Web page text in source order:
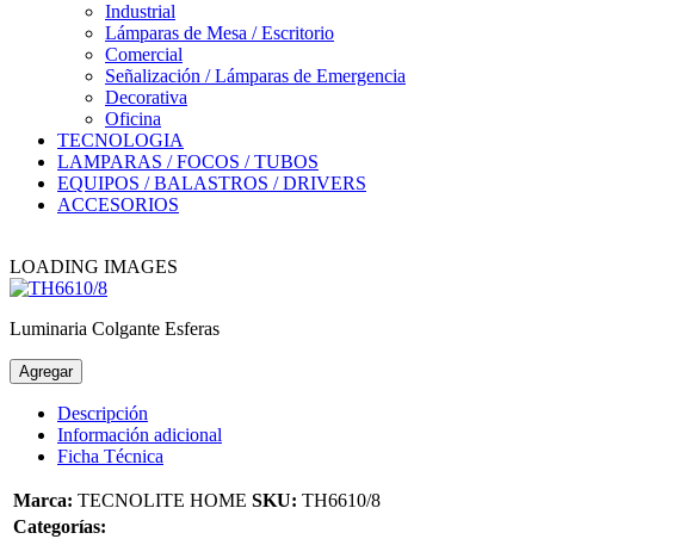
Industrial
Lámparas de Mesa / Escritorio
Comercial
Señalización / Lámparas de Emergencia
Decorativa
Oficina
TECNOLOGIA
LAMPARAS / FOCOS / TUBOS
EQUIPOS / BALASTROS / DRIVERS
ACCESORIOS
LOADING IMAGES
Luminaria Colgante Esferas
Agregar
Descripción
Información adicional
Ficha Técnica
Marca: TECNOLITE HOME SKU: TH6610/8
Categorías: